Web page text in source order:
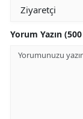
Yorum Yazın